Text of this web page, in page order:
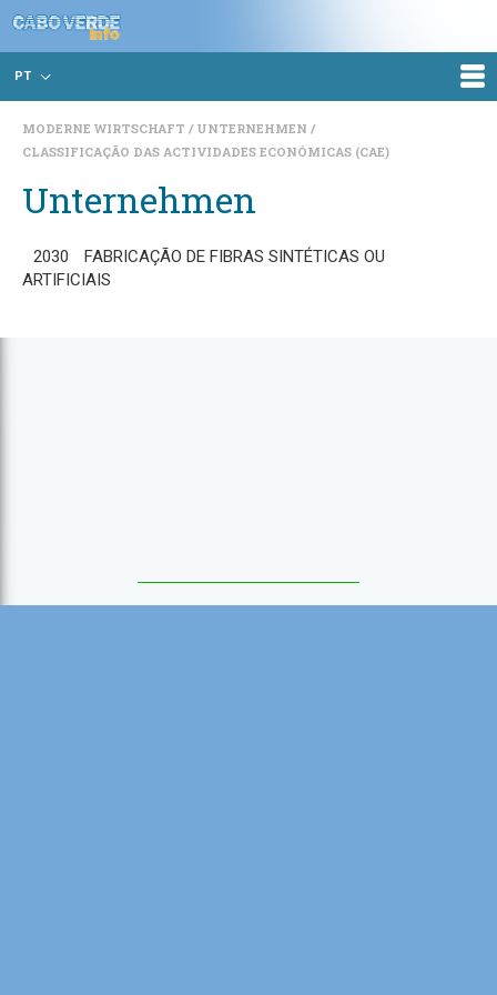
PT
MODERNE WIRTSCHAFT
UNTERNEHMEN
CLASSIFICAÇÃO DAS ACTIVIDADES ECONÓMICAS (CAE)
Unternehmen
2030
FABRICAÇÃO DE FIBRAS SINTÉTICAS OU
ARTIFICIAIS